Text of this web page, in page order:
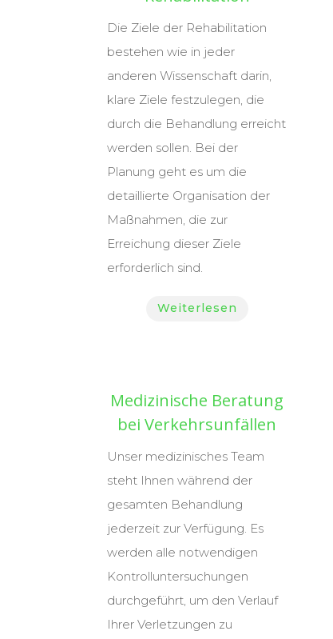
Die Ziele der Rehabilitation
bestehen wie in jeder
anderen Wissenschaft darin,
klare Ziele festzulegen, die
durch die Behandlung erreicht
werden sollen. Bei der
Planung geht es um die
detaillierte Organisation der
Maßnahmen, die zur
Erreichung dieser Ziele
erforderlich sind.
Weiterlesen
Medizinische Beratung
bei Verkehrsunfällen
Unser medizinisches Team
steht Ihnen während der
gesamten Behandlung
jederzeit zur Verfügung. Es
werden alle notwendigen
Kontrolluntersuchungen
durchgeführt, um den Verlauf
Ihrer Verletzungen zu